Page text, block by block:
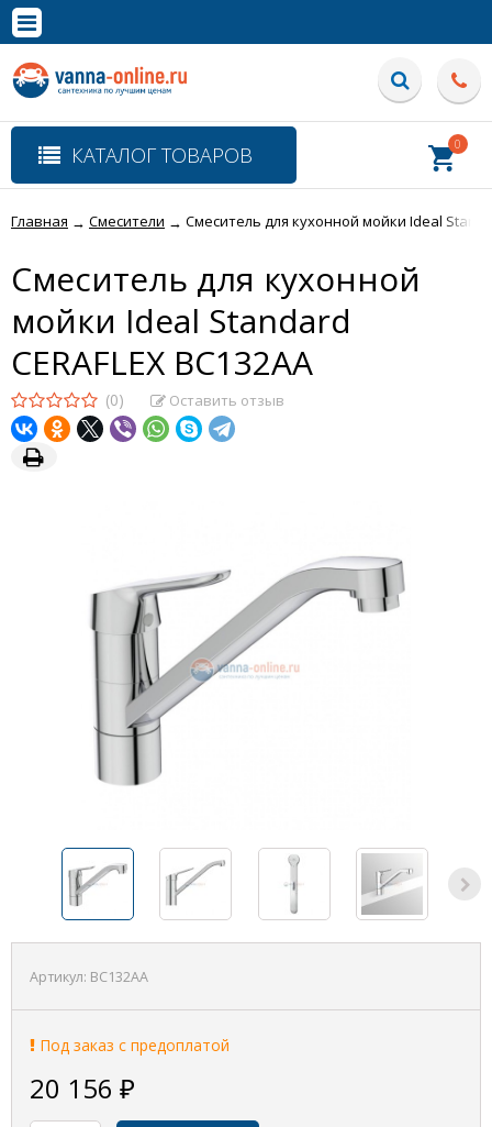
Полная версия сайта
КАТАЛОГ ТОВАРОВ 0
Главная → Смесители → Смеситель для кухонной мойки Ideal
Смеситель для кухонной
мойки Ideal Standard
CERAFLEX BC132AA
(0) Оставить отзыв
Артикул: BC132AA
Под заказ с предоплатой
20 156 ₽